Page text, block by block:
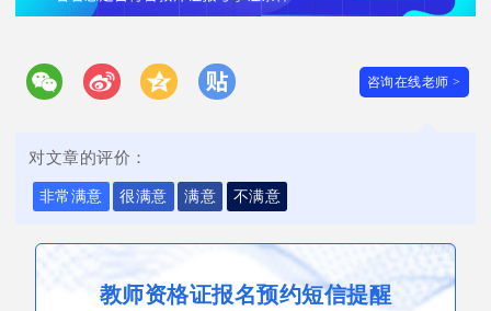
咨询在线老师 >
对文章的评价：
非常满意 很满意 满意 不满意
教师资格证报名预约短信提醒